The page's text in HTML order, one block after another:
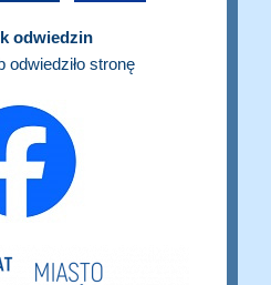
odwiedzin
odwiedziło stronę